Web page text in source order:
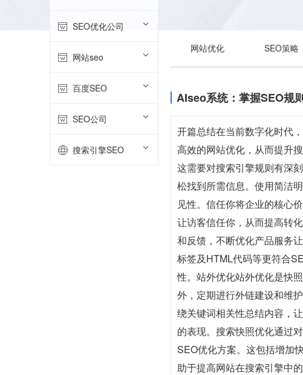
SEO优化公司
网站seo
百度SEO
SEO公司
搜索引擎SEO
网站优化 SEO策略
AIseo系统：掌握SEO规
开篇总结在当前数字化时代
高效的网站优化，从而提升
这需要对搜索引擎规则有深
松找到所需信息。使用简洁
见性。信任你将企业的核心
让访客信任你，从而提高转
和反馈，不断优化产品服务
标签及HTML代码等更符合
性。站外优化站外优化是快
外，定期进行外链建设和维
绕关键词相关性总结内容，
的表现。搜索快照优化通过
SEO优化方案。这包括增加
助于提高网站在搜索引擎中